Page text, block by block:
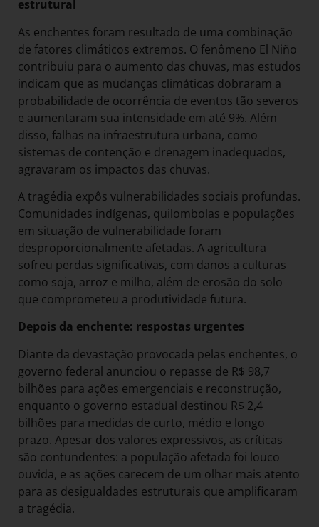
estrutural
As enchentes foram resultado de uma combinação
de fatores climáticos extremos. O fenômeno El Niño
contribuiu para o aumento das chuvas, mas estudos
indicam que as mudanças climáticas dobraram a
probabilidade de ocorrência de eventos tão severos
e aumentaram sua intensidade em até 9%. Além
disso, falhas na infraestrutura urbana, como
sistemas de contenção e drenagem inadequados,
agravaram os impactos das chuvas.
A tragédia expôs vulnerabilidades sociais profundas.
Comunidades indígenas, quilombolas e populações
em situação de vulnerabilidade foram
desproporcionalmente afetadas. A agricultura
sofreu perdas significativas, com danos a culturas
como soja, arroz e milho, além de erosão do solo
que comprometeu a produtividade futura.
Depois da enchente: respostas urgentes
Diante da devastação provocada pelas enchentes, o
governo federal anunciou o repasse de R$ 98,7
bilhões para ações emergenciais e reconstrução,
enquanto o governo estadual destinou R$ 2,4
bilhões para medidas de curto, médio e longo
prazo. Apesar dos valores expressivos, as críticas
são contundentes: a população afetada foi louco
ouvida, e as ações carecem de um olhar mais atento
para as desigualdades estruturais que amplificaram
a tragédia.